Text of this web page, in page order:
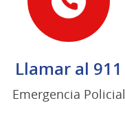
Llamar al 911
Emergencia Policial